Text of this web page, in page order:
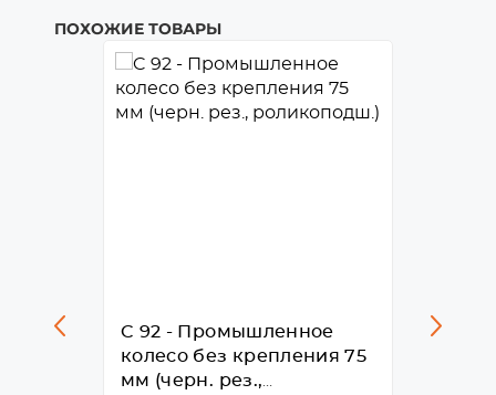
ПОХОЖИЕ ТОВАРЫ
C 92 - Промышленное
колесо без крепления 75
мм (черн. рез.,
C 93